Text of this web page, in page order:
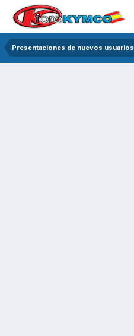
Presentaciones de nuevos usuarios